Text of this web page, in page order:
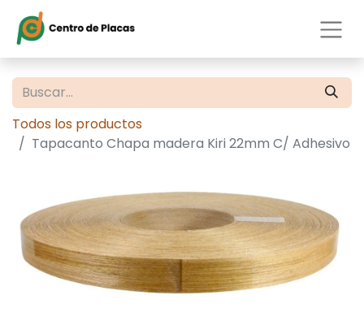
Todos los productos
Tapacanto Chapa madera Kiri 22mm C/ Adhesivo